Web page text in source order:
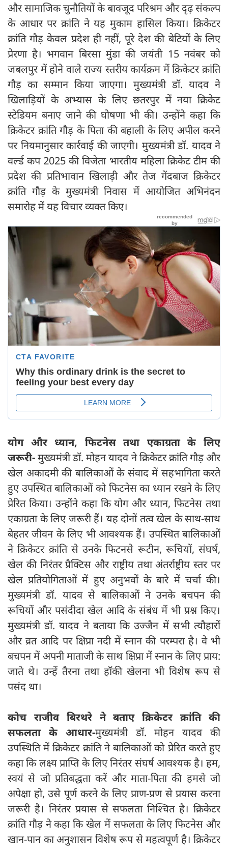
और सामाजिक चुनौतियों के बावजूद परिश्रम और दृढ़ संकल्प
के आधार पर क्रांति ने यह मुकाम हासिल किया। क्रिकेटर
क्रांति गौड़ केवल प्रदेश ही नहीं, पूरे देश की बेटियों के लिए
प्रेरणा है। भगवान बिरसा मुंडा की जयंती 15 नवंबर को
जबलपुर में होने वाले राज्य स्तरीय कार्यक्रम में क्रिकेटर क्रांति
गौड़ का सम्मान किया जाएगा। मुख्यमंत्री डॉ. यादव ने
खिलाड़ियों के अभ्यास के लिए छतरपुर में नया क्रिकेट
स्टेडियम बनाए जाने की घोषणा भी की। उन्होंने कहा कि
क्रिकेटर क्रांति गौड़ के पिता की बहाली के लिए अपील करने
पर नियमानुसार कार्रवाई की जाएगी। मुख्यमंत्री डॉ. यादव ने
वर्ल्ड कप 2025 की विजेता भारतीय महिला क्रिकेट टीम की
प्रदेश की प्रतिभावान खिलाड़ी और तेज गेंदबाज क्रिकेटर
क्रांति गौड़ के मुख्यमंत्री निवास में आयोजित अभिनंदन
समारोह में यह विचार व्यक्त किए।
योग और ध्यान, फिटनेस तथा एकाग्रता के लिए
जरूरी-मुख्यमंत्री डॉ. मोहन यादव ने क्रिकेटर क्रांति गौड़ और
खेल अकादमी की बालिकाओं के संवाद में सहभागिता करते
हुए उपस्थित बालिकाओं को फिटनेस का ध्यान रखने के लिए
प्रेरित किया। उन्होंने कहा कि योग और ध्यान, फिटनेस तथा
एकाग्रता के लिए जरूरी हैं। यह दोनों तत्व खेल के साथ-साथ
बेहतर जीवन के लिए भी आवश्यक हैं। उपस्थित बालिकाओं
ने क्रिकेटर क्रांति से उनके फिटनसे रूटीन, रूचियों, संघर्ष,
खेल की निरंतर प्रैक्टिस और राष्ट्रीय तथा अंतर्राष्ट्रीय स्तर पर
खेल प्रतियोगिताओं में हुए अनुभवों के बारे में चर्चा की।
मुख्यमंत्री डॉ. यादव से बालिकाओं ने उनके बचपन की
रूचियों और पसंदीदा खेल आदि के संबंध में भी प्रश्न किए।
मुख्यमंत्री डॉ. यादव ने बताया कि उज्जैन में सभी त्यौहारों
और व्रत आदि पर क्षिप्रा नदी में स्नान की परम्परा है। वे भी
बचपन में अपनी माताजी के साथ क्षिप्रा में स्नान के लिए प्राय:
जाते थे। उन्हें तैरना तथा हॉकी खेलना भी विशेष रूप से
पसंद था।
कोच राजीव बिरथरे ने बताए क्रिकेटर क्रांति की
सफलता के आधार-मुख्यमंत्री डॉ. मोहन यादव की
उपस्थिति में क्रिकेटर क्रांति ने बालिकाओं को प्रेरित करते हुए
कहा कि लक्ष्य प्राप्ति के लिए निरंतर संघर्ष आवश्यक है। हम,
स्वयं से जो प्रतिबद्धता करें और माता-पिता की हमसे जो
अपेक्षा हो, उसे पूर्ण करने के लिए प्राण-प्रण से प्रयास करना
जरूरी है। निरंतर प्रयास से सफलता निश्चित है। क्रिकेटर
क्रांति गौड़ ने कहा कि खेल में सफलता के लिए फिटनेस और
खान-पान का अनुशासन विशेष रूप से महत्वपूर्ण है। क्रिकेटर